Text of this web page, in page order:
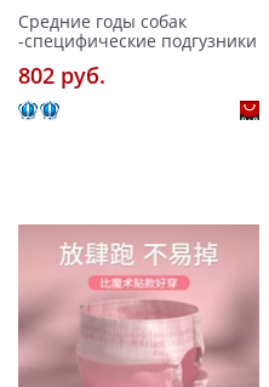
Средние годы собак
-специфические подгузники
802 pуб.